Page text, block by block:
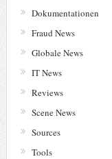
Dokumentationen
Fraud News
Globale News
IT News
Reviews
Scene News
Sources
Tools